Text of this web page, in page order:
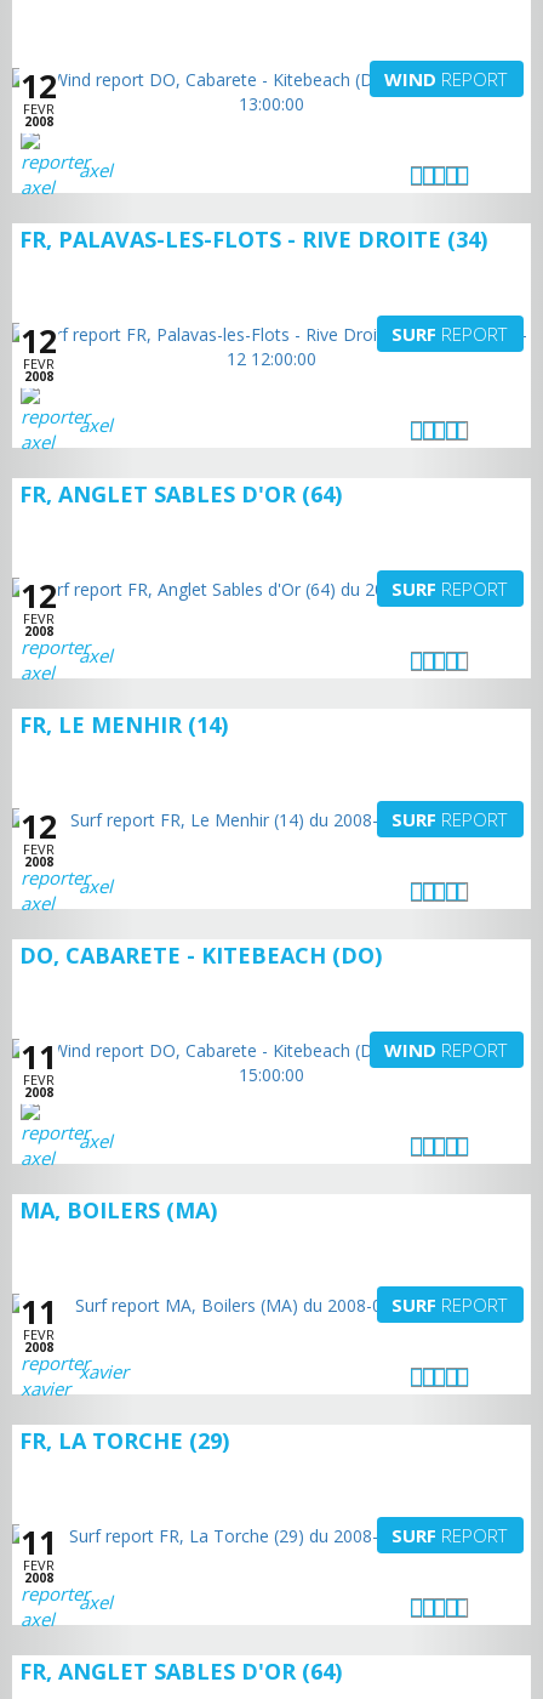
12
FEVR
2008
WIND REPORT
axel
FR, PALAVAS-LES-FLOTS - RIVE DROITE (34)
12
FEVR
2008
SURF REPORT
axel
FR, ANGLET SABLES D'OR (64)
12
FEVR
2008
SURF REPORT
axel
FR, LE MENHIR (14)
12
FEVR
2008
SURF REPORT
axel
DO, CABARETE - KITEBEACH (DO)
11
FEVR
2008
WIND REPORT
axel
MA, BOILERS (MA)
11
FEVR
2008
SURF REPORT
xavier
FR, LA TORCHE (29)
11
FEVR
2008
SURF REPORT
axel
FR, ANGLET SABLES D'OR (64)